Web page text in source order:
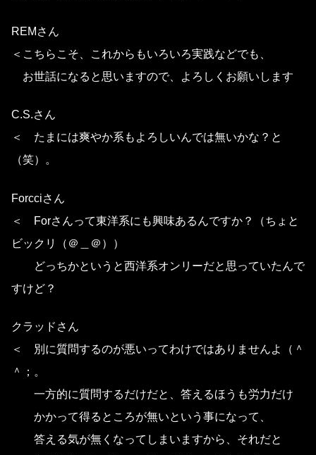
REMさん
＜こちらこそ、これからもいろいろ実践などでも、
お世話になると思いますので、よろしくお願いします
C.S.さん
＜ たまには爽やか系もよろしいんでは無いかな？と
（笑）。
Forcciさん
＜ Forさんって東洋系にも興味あるんですか？（ちょと
ビックリ（＠＿＠））
どっちかというと西洋系オンリーだと思っていたんで
すけど？
クラッドさん
＜ 別に質問するのが悪いってわけではありませんよ（＾
＾；。
一方的に質問するだけだと、答えるほうも労力だけ
かかって得るところが無いという事になって、
答える気が無くなってしまいますから、それだと